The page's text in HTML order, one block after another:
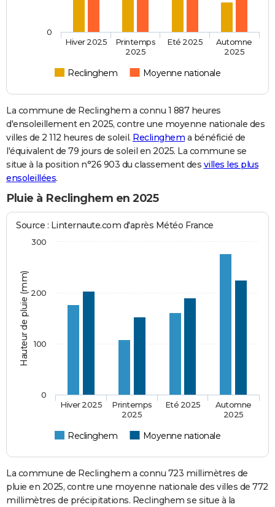
Reclinghem Moyenne nationale
Hiver 2025
Printemps
2025
Eté 2025
Automne
2025
0
La commune de Reclinghem a connu 1 887 heures
d'ensoleillement en 2025, contre une moyenne nationale des
villes de 2 112 heures de soleil. Reclinghem a bénéficié de
l'équivalent de 79 jours de soleil en 2025. La commune se
situe à la position n°26 903 du classement des villes les plus
ensoleillées.
Pluie à Reclinghem en 2025
Hauteur de pluie (mm)
Source : Linternaute.com d'après Météo France
Reclinghem Moyenne nationale
Hiver 2025
Printemps
2025
Eté 2025
Automne
2025
0
100
200
300
La commune de Reclinghem a connu 723 millimètres de
pluie en 2025, contre une moyenne nationale des villes de 772
millimètres de précipitations. Reclinghem se situe à la